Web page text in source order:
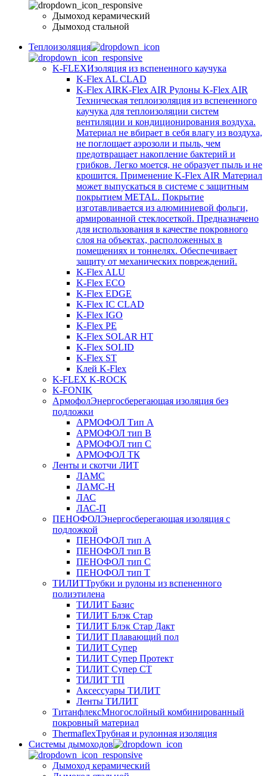
Дымоход керамический
Дымоход стальной
Теплоизоляция
K-FLEXИзоляция из вспененного каучука
K-Flex AL CLAD
K-Flex AIRK-Flex AIR Рулоны K-Flex AIR
Техническая теплоизоляция из вспененного
каучука для теплоизоляции систем
вентиляции и кондиционирования воздуха.
Материал не вбирает в себя влагу из воздуха,
не поглощает аэрозоли и пыль, чем
предотвращает накопление бактерий и
грибков. Легко моется, не образует пыль и не
крошится. Применение K-Flex AIR Материал
может выпускаться в системе c защитным
покрытием METAL. Покрытие
изготавливается из алюминиевой фольги,
армированной стеклосеткой. Предназначено
для использования в качестве покровного
слоя на объектах, расположенных в
помещениях и тоннелях. Обеспечивает
защиту от механических повреждений.
K-Flex ALU
K-Flex ECO
K-Flex EDGE
K-Flex IC CLAD
K-Flex IGO
K-Flex PE
K-Flex SOLAR HT
K-Flex SOLID
K-Flex ST
Клей K-Flex
K-FLEX K-ROCK
K-FONIK
АрмофолЭнергосберегающая изоляция без
подложки
АРМОФОЛ Тип А
АРМОФОЛ тип В
АРМОФОЛ тип C
АРМОФОЛ ТК
Ленты и скотчи ЛИТ
ЛАМС
ЛАМС-Н
ЛАС
ЛАС-П
ПЕНОФОЛЭнергосберегающая изоляция с
подложкой
ПЕНОФОЛ тип А
ПЕНОФОЛ тип B
ПЕНОФОЛ тип C
ПЕНОФОЛ тип T
ТИЛИТТрубки и рулоны из вспененного
полиэтилена
ТИЛИТ Базис
ТИЛИТ Блэк Стар
ТИЛИТ Блэк Стар Дакт
ТИЛИТ Плавающий пол
ТИЛИТ Супер
ТИЛИТ Супер Протект
ТИЛИТ Супер СТ
ТИЛИТ ТП
Аксессуары ТИЛИТ
Ленты ТИЛИТ
ТитанфлексМногослойный комбинированный
покровный материал
ThermaflexТрубная и рулонная изоляция
Cистемы дымоходов
Дымоход керамический